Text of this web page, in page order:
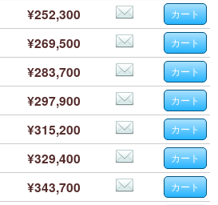
¥252,300
¥269,500
¥283,700
¥297,900
¥315,200
¥329,400
¥343,700